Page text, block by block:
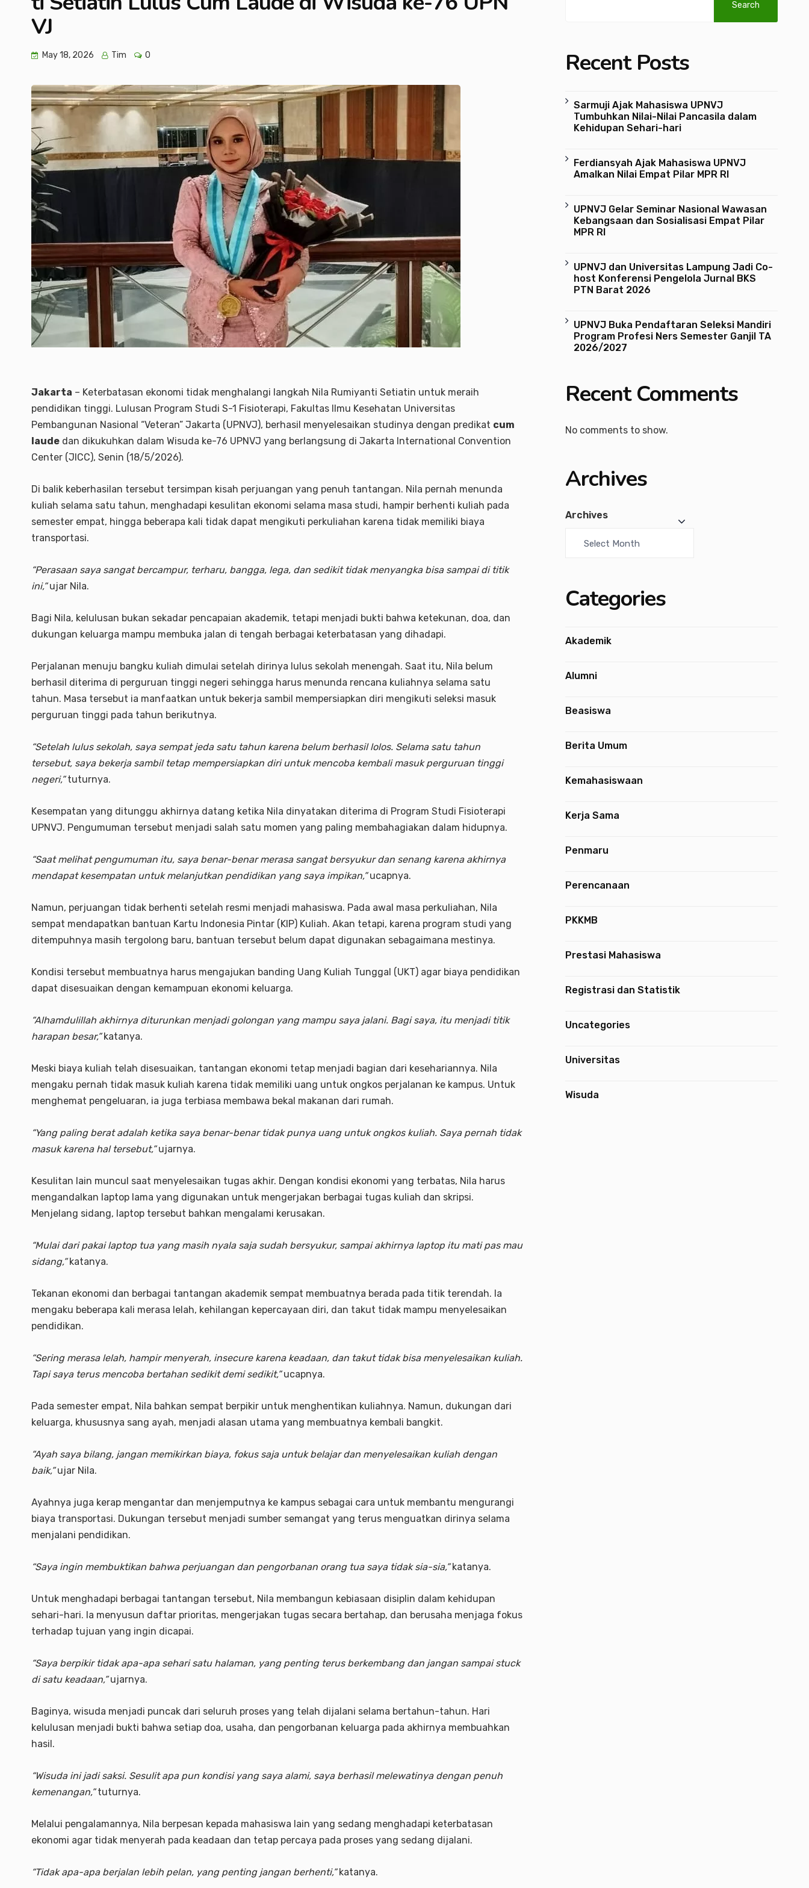
VJ
May 18, 2026 Tim 0
Jakarta – Keterbatasan ekonomi tidak menghalangi langkah Nila Rumiyanti Setiatin untuk meraih
pendidikan tinggi. Lulusan Program Studi S-1 Fisioterapi, Fakultas Ilmu Kesehatan Universitas
Pembangunan Nasional “Veteran” Jakarta (UPNVJ), berhasil menyelesaikan studinya dengan predikat cum
laude dan dikukuhkan dalam Wisuda ke-76 UPNVJ yang berlangsung di Jakarta International Convention
Center (JICC), Senin (18/5/2026).
Di balik keberhasilan tersebut tersimpan kisah perjuangan yang penuh tantangan. Nila pernah menunda
kuliah selama satu tahun, menghadapi kesulitan ekonomi selama masa studi, hampir berhenti kuliah pada
semester empat, hingga beberapa kali tidak dapat mengikuti perkuliahan karena tidak memiliki biaya
transportasi.
“Perasaan saya sangat bercampur, terharu, bangga, lega, dan sedikit tidak menyangka bisa sampai di titik
ini,”ujar Nila.
Bagi Nila, kelulusan bukan sekadar pencapaian akademik, tetapi menjadi bukti bahwa ketekunan, doa, dan
dukungan keluarga mampu membuka jalan di tengah berbagai keterbatasan yang dihadapi.
Perjalanan menuju bangku kuliah dimulai setelah dirinya lulus sekolah menengah. Saat itu, Nila belum
berhasil diterima di perguruan tinggi negeri sehingga harus menunda rencana kuliahnya selama satu
tahun. Masa tersebut ia manfaatkan untuk bekerja sambil mempersiapkan diri mengikuti seleksi masuk
perguruan tinggi pada tahun berikutnya.
“Setelah lulus sekolah, saya sempat jeda satu tahun karena belum berhasil lolos. Selama satu tahun
tersebut, saya bekerja sambil tetap mempersiapkan diri untuk mencoba kembali masuk perguruan tinggi
negeri,”tuturnya.
Kesempatan yang ditunggu akhirnya datang ketika Nila dinyatakan diterima di Program Studi Fisioterapi
UPNVJ. Pengumuman tersebut menjadi salah satu momen yang paling membahagiakan dalam hidupnya.
“Saat melihat pengumuman itu, saya benar-benar merasa sangat bersyukur dan senang karena akhirnya
mendapat kesempatan untuk melanjutkan pendidikan yang saya impikan,”ucapnya.
Namun, perjuangan tidak berhenti setelah resmi menjadi mahasiswa. Pada awal masa perkuliahan, Nila
sempat mendapatkan bantuan Kartu Indonesia Pintar (KIP) Kuliah. Akan tetapi, karena program studi yang
ditempuhnya masih tergolong baru, bantuan tersebut belum dapat digunakan sebagaimana mestinya.
Kondisi tersebut membuatnya harus mengajukan banding Uang Kuliah Tunggal (UKT) agar biaya pendidikan
dapat disesuaikan dengan kemampuan ekonomi keluarga.
“Alhamdulillah akhirnya diturunkan menjadi golongan yang mampu saya jalani. Bagi saya, itu menjadi titik
harapan besar,”katanya.
Meski biaya kuliah telah disesuaikan, tantangan ekonomi tetap menjadi bagian dari kesehariannya. Nila
mengaku pernah tidak masuk kuliah karena tidak memiliki uang untuk ongkos perjalanan ke kampus. Untuk
menghemat pengeluaran, ia juga terbiasa membawa bekal makanan dari rumah.
“Yang paling berat adalah ketika saya benar-benar tidak punya uang untuk ongkos kuliah. Saya pernah tidak
masuk karena hal tersebut,”ujarnya.
Kesulitan lain muncul saat menyelesaikan tugas akhir. Dengan kondisi ekonomi yang terbatas, Nila harus
mengandalkan laptop lama yang digunakan untuk mengerjakan berbagai tugas kuliah dan skripsi.
Menjelang sidang, laptop tersebut bahkan mengalami kerusakan.
“Mulai dari pakai laptop tua yang masih nyala saja sudah bersyukur, sampai akhirnya laptop itu mati pas mau
sidang,”katanya.
Tekanan ekonomi dan berbagai tantangan akademik sempat membuatnya berada pada titik terendah. Ia
mengaku beberapa kali merasa lelah, kehilangan kepercayaan diri, dan takut tidak mampu menyelesaikan
pendidikan.
“Sering merasa lelah, hampir menyerah, insecure karena keadaan, dan takut tidak bisa menyelesaikan kuliah.
Tapi saya terus mencoba bertahan sedikit demi sedikit,”ucapnya.
Pada semester empat, Nila bahkan sempat berpikir untuk menghentikan kuliahnya. Namun, dukungan dari
keluarga, khususnya sang ayah, menjadi alasan utama yang membuatnya kembali bangkit.
“Ayah saya bilang, jangan memikirkan biaya, fokus saja untuk belajar dan menyelesaikan kuliah dengan
baik,”ujar Nila.
Ayahnya juga kerap mengantar dan menjemputnya ke kampus sebagai cara untuk membantu mengurangi
biaya transportasi. Dukungan tersebut menjadi sumber semangat yang terus menguatkan dirinya selama
menjalani pendidikan.
“Saya ingin membuktikan bahwa perjuangan dan pengorbanan orang tua saya tidak sia-sia,”katanya.
Untuk menghadapi berbagai tantangan tersebut, Nila membangun kebiasaan disiplin dalam kehidupan
sehari-hari. Ia menyusun daftar prioritas, mengerjakan tugas secara bertahap, dan berusaha menjaga fokus
terhadap tujuan yang ingin dicapai.
“Saya berpikir tidak apa-apa sehari satu halaman, yang penting terus berkembang dan jangan sampai stuck
di satu keadaan,”ujarnya.
Baginya, wisuda menjadi puncak dari seluruh proses yang telah dijalani selama bertahun-tahun. Hari
kelulusan menjadi bukti bahwa setiap doa, usaha, dan pengorbanan keluarga pada akhirnya membuahkan
hasil.
“Wisuda ini jadi saksi. Sesulit apa pun kondisi yang saya alami, saya berhasil melewatinya dengan penuh
kemenangan,”tuturnya.
Melalui pengalamannya, Nila berpesan kepada mahasiswa lain yang sedang menghadapi keterbatasan
ekonomi agar tidak menyerah pada keadaan dan tetap percaya pada proses yang sedang dijalani.
“Tidak apa-apa berjalan lebih pelan, yang penting jangan berhenti,”katanya.
Search
Recent Posts
Sarmuji Ajak Mahasiswa UPNVJ
Tumbuhkan Nilai-Nilai Pancasila dalam
Kehidupan Sehari-hari
Ferdiansyah Ajak Mahasiswa UPNVJ
Amalkan Nilai Empat Pilar MPR RI
UPNVJ Gelar Seminar Nasional Wawasan
Kebangsaan dan Sosialisasi Empat Pilar
MPR RI
UPNVJ dan Universitas Lampung Jadi Co-
host Konferensi Pengelola Jurnal BKS
PTN Barat 2026
UPNVJ Buka Pendaftaran Seleksi Mandiri
Program Profesi Ners Semester Ganjil TA
2026/2027
Recent Comments
No comments to show.
Archives
Archives
Categories
Akademik
Alumni
Beasiswa
Berita Umum
Kemahasiswaan
Kerja Sama
Penmaru
Perencanaan
PKKMB
Prestasi Mahasiswa
Registrasi dan Statistik
Uncategories
Universitas
Wisuda